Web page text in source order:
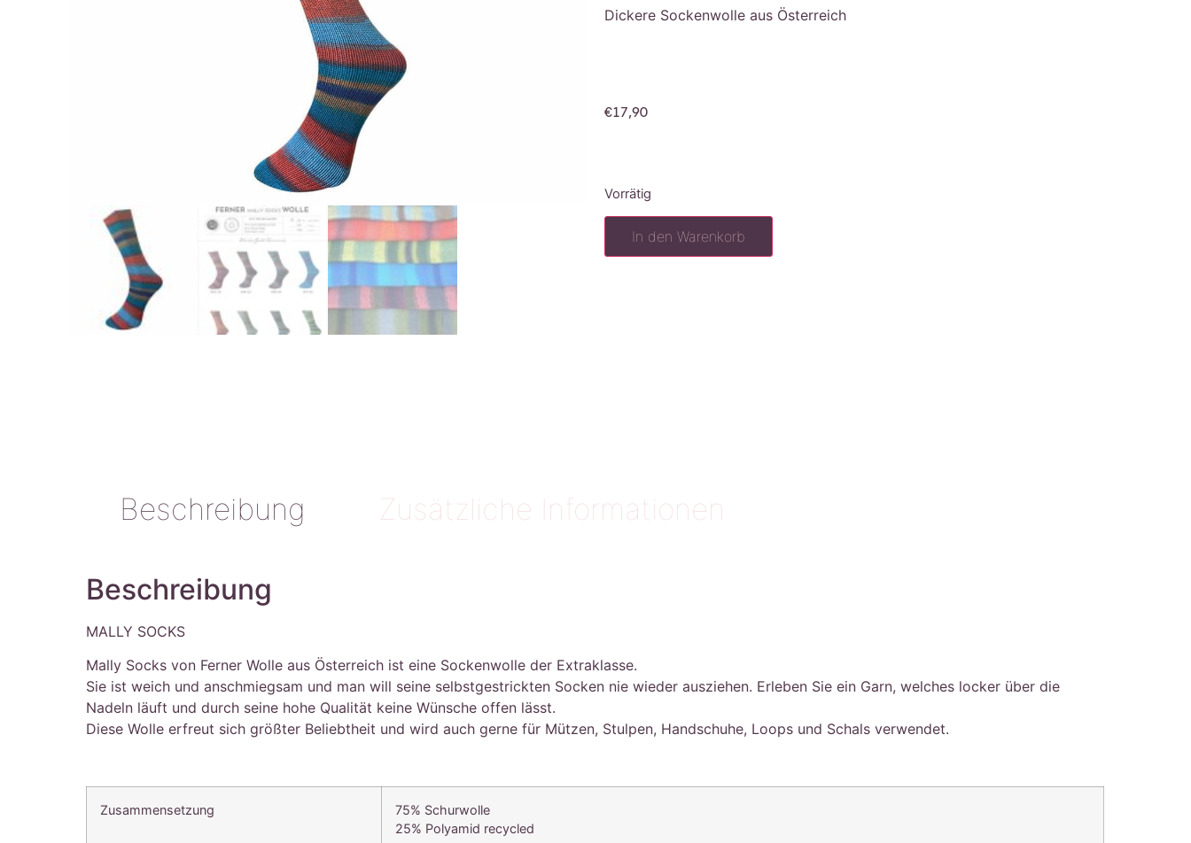
Dickere Sockenwolle aus Österreich
€17,90
Vorrätig
In den Warenkorb
Beschreibung Zusätzliche Informationen
Beschreibung
MALLY SOCKS
Mally Socks von Ferner Wolle aus Österreich ist eine Sockenwolle der Extraklasse.
Sie ist weich und anschmiegsam und man will seine selbstgestrickten Socken nie wieder ausziehen. Erleben Sie ein Garn, welches locker über die
Nadeln läuft und durch seine hohe Qualität keine Wünsche offen lässt.
Diese Wolle erfreut sich größter Beliebtheit und wird auch gerne für Mützen, Stulpen, Handschuhe, Loops und Schals verwendet.
Zusammensetzung
75% Schurwolle
25% Polyamid recycled